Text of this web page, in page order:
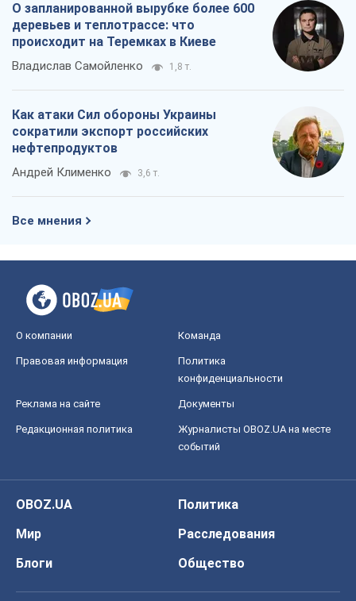
О запланированной вырубке более 600
деревьев и теплотрассе: что
происходит на Теремках в Киеве
Владислав Самойленко 1,8 т.
Как атаки Сил обороны Украины
сократили экспорт российских
нефтепродуктов
Андрей Клименко 3,6 т.
Все мнения
О компании Команда
Правовая информация
Политика
конфиденциальности
Реклама на сайте Документы
Редакционная политика
Журналисты OBOZ.UA на месте
событий
OBOZ.UA
Политика
Мир
Расследования
Блоги
Общество